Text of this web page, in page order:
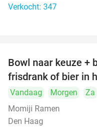
Verkocht: 347
Bowl naar keuze +
frisdrank of bier in
Vandaag Morgen Za
Momiji Ramen
Den Haag